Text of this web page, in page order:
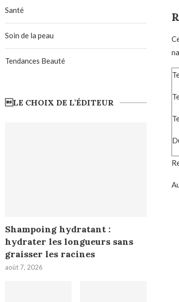
Santé
Soin de la peau
Tendances Beauté
LE CHOIX DE L’ÉDITEUR
Shampoing hydratant :
hydrater les longueurs sans
graisser les racines
août 7, 2026